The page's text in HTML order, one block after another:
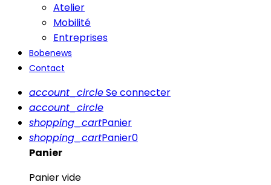
Atelier
Mobilité
Entreprises
Bobenews
Contact
account_circleSe connecter
account_circle
shopping_cartPanier
shopping_cartPanier0
Panier
Panier vide